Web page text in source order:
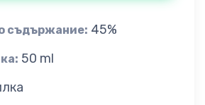
съдържание: 45%
50 ml